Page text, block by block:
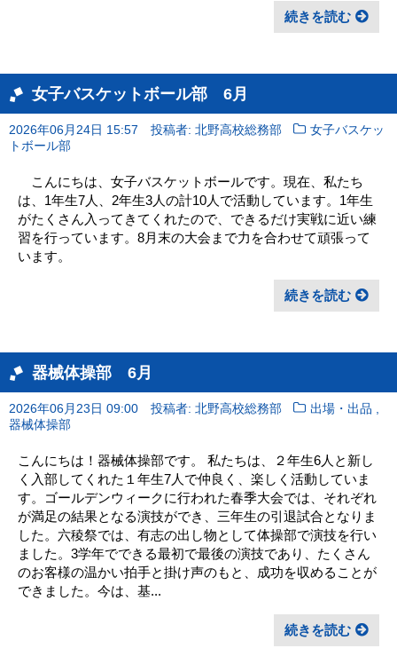
続きを読む
女子バスケットボール部 6月
2026年06月24日 15:57 投稿者: 北野高校総務部
女子バスケッ
トボール部
こんにちは、女子バスケットボールです。現在、私たち
は、1年生7人、2年生3人の計10人で活動しています。1年生
がたくさん入ってきてくれたので、できるだけ実戦に近い練
習を行っています。8月末の大会まで力を合わせて頑張って
います。
続きを読む
器械体操部 6月
2026年06月23日 09:00 投稿者: 北野高校総務部 出場・出品 ,
器械体操部
こんにちは！器械体操部です。 私たちは、２年生6人と新し
く入部してくれた１年生7人で仲良く、楽しく活動していま
す。ゴールデンウィークに行われた春季大会では、それぞれ
が満足の結果となる演技ができ、三年生の引退試合となりま
した。六稜祭では、有志の出し物として体操部で演技を行い
ました。3学年でできる最初で最後の演技であり、たくさん
のお客様の温かい拍手と掛け声のもと、成功を収めることが
できました。今は、基...
続きを読む